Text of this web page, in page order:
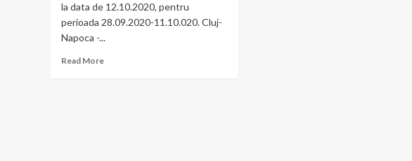
la data de 12.10.2020, pentru
perioada 28.09.2020-11.10.020. Cluj-
Napoca -...
Read More